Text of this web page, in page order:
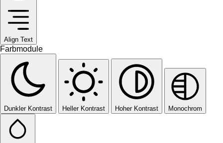
Align Text
Farbmodule
Dunkler Kontrast Heller Kontrast Hoher Kontrast Monochrom